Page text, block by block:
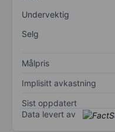
Undervektig
Selg
Målpris
Implisitt avkastning
Sist oppdatert
Data levert av